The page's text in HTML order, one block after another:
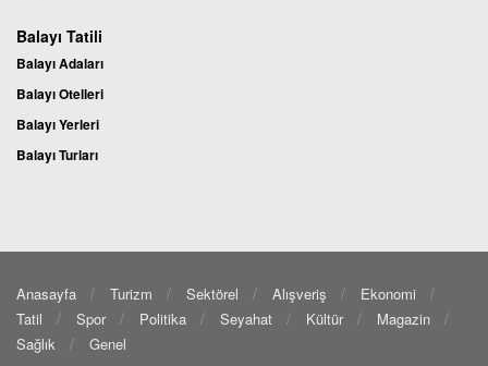
Balayı Tatili
Balayı Adaları
Balayı Otelleri
Balayı Yerleri
Balayı Turları
Anasayfa Turizm Sektörel Alışveriş
Ekonomi
Tatil
Spor Politika Seyahat Kültür
Magazin
Sağlık
Genel